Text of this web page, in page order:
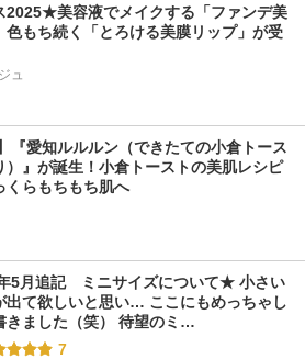
2025★美容液でメイクする「ファンデ美
色もち続く「とろける美膜リップ」が受
ュ
『愛知ルルルン（できたての小倉トース
）』が誕生！小倉トーストの美肌レシピ
くらもちもち肌へ
5月追記　ミニサイズについて★ 小さい
出て欲しいと思い… ここにもめっちゃし
きました（笑） 待望のミ…
7